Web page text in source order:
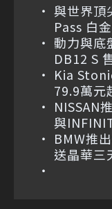
與世界頂
Pass 白
動力與
DB12 S
Kia
79.9萬元
NISSAN
與
BMW推
送晶華三